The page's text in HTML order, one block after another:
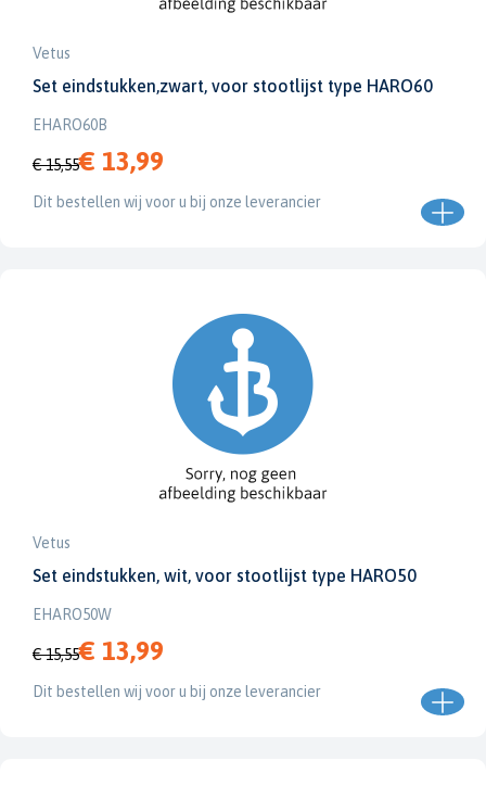
Vetus
Set eindstukken,zwart, voor stootlijst type HARO60
EHARO60B
€ 15,55€ 13,99
Dit bestellen wij voor u bij onze leverancier
Vetus
Set eindstukken, wit, voor stootlijst type HARO50
EHARO50W
€ 15,55€ 13,99
Dit bestellen wij voor u bij onze leverancier